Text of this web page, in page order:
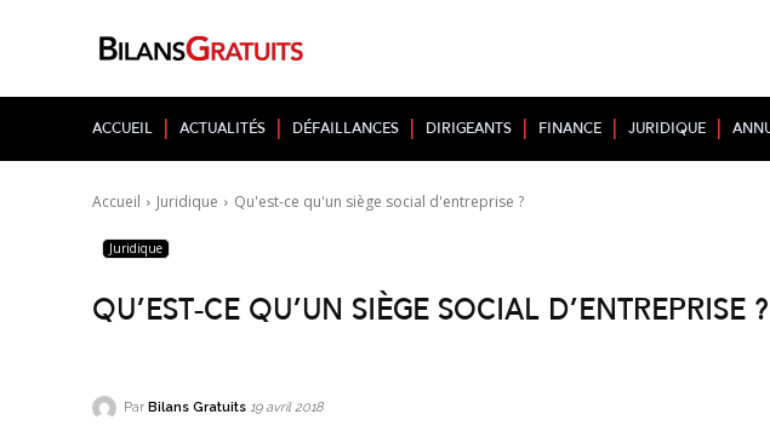
Accueil Actualités Défaillances Dirigeants Finance Juridique
Accueil Juridique Qu'est-ce qu'un siège social d'entreprise ?
Juridique
Qu’est-ce qu’un siège social d’entreprise ?
Par Bilans Gratuits 19 avril 2018